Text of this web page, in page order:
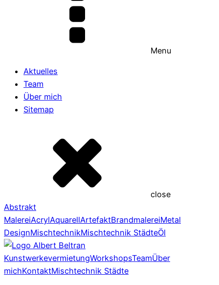
Menu
Aktuelles
Team
Über mich
Sitemap
close
Abstrakt
MalereiAcrylAquarellArtefaktBrandmalereiMetal
DesignMischtechnikMischtechnik StädteÖl
KunstwerkevermietungWorkshopsTeamÜber
michKontaktMischtechnik Städte